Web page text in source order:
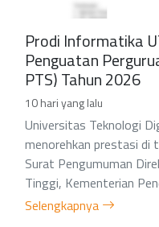
Prodi Informatika
Penguatan
PTS) Tahun 2026
10 hari yang lalu
Universitas Teknologi
menorehkan prestasi di
Surat Pengumuman
Tinggi, Kementerian
Selengkapnya